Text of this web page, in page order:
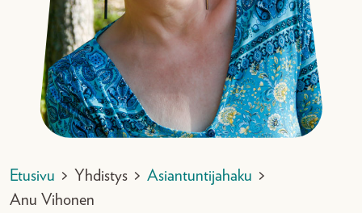
Etusivu > Yhdistys > Asiantuntijahaku >
Anu Vihonen